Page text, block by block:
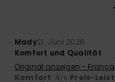
Mady21. Juni 2026
Komfort und Qualität
Original anzeigen -
Komfort: 4/5 Preis-